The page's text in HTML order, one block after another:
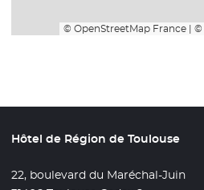
© OpenStreetMap France | ©
Hôtel de Région de Toulouse
22, boulevard du Maréchal-Juin